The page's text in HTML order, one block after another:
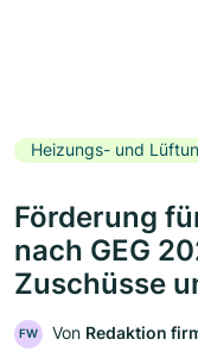
Heizungs- und
Förderung
nach GEG
Zuschüsse
FW Von Redaktion